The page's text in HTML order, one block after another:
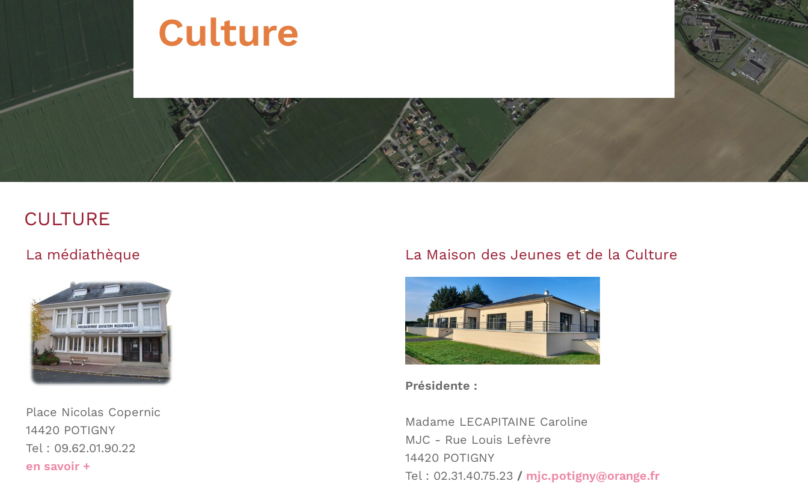
Culture
CULTURE
La médiathèque
Place Nicolas Copernic
14420 POTIGNY
Tel : 09.62.01.90.22
en savoir +
La Maison des Jeunes et de la Culture
Présidente :
Madame LECAPITAINE Caroline
MJC - Rue Louis Lefèvre
14420 POTIGNY
Tel : 02.31.40.75.23 / mjc.potigny@orange.fr